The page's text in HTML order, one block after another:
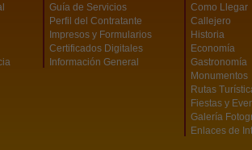
Guía de Servicios
Perfil del Contratante
Impresos y Formularios
Certificados Digitales
Información General
Como Llegar
Callejero
Historia
Economía
Gastronomía
Monumentos
Rutas
Fiestas y
Galería
Enlaces de